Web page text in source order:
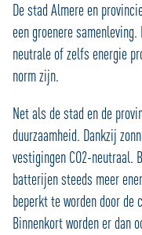
De stad Almere en
een groenere
neutrale of zelfs energie
norm zijn.
Net als de stad en de
duurzaamheid. Dankzij
vestigingen CO2-neutraal.
batterijen steeds meer
beperkt te worden door
Binnenkort worden er dan